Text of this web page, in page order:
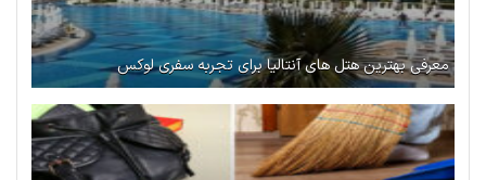
معرفی بهترین هتل های آنتالیا برای تجربه سفری لوکس